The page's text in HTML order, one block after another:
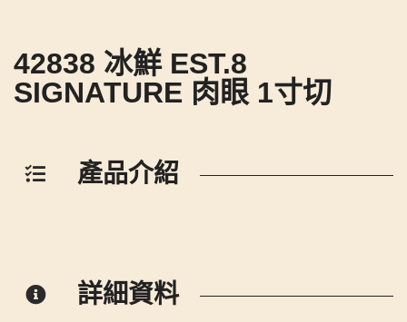
42838 冰鮮 EST.8
SIGNATURE 肉眼 1寸切
產品介紹
詳細資料